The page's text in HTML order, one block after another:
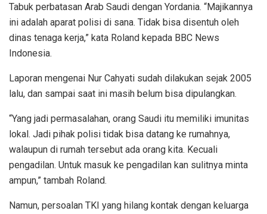
Tabuk perbatasan Arab Saudi dengan Yordania. “Majikannya
ini adalah aparat polisi di sana. Tidak bisa disentuh oleh
dinas tenaga kerja,” kata Roland kepada BBC News
Indonesia.
Laporan mengenai Nur Cahyati sudah dilakukan sejak 2005
lalu, dan sampai saat ini masih belum bisa dipulangkan.
“Yang jadi permasalahan, orang Saudi itu memiliki imunitas
lokal. Jadi pihak polisi tidak bisa datang ke rumahnya,
walaupun di rumah tersebut ada orang kita. Kecuali
pengadilan. Untuk masuk ke pengadilan kan sulitnya minta
ampun,” tambah Roland.
Namun, persoalan TKI yang hilang kontak dengan keluarga